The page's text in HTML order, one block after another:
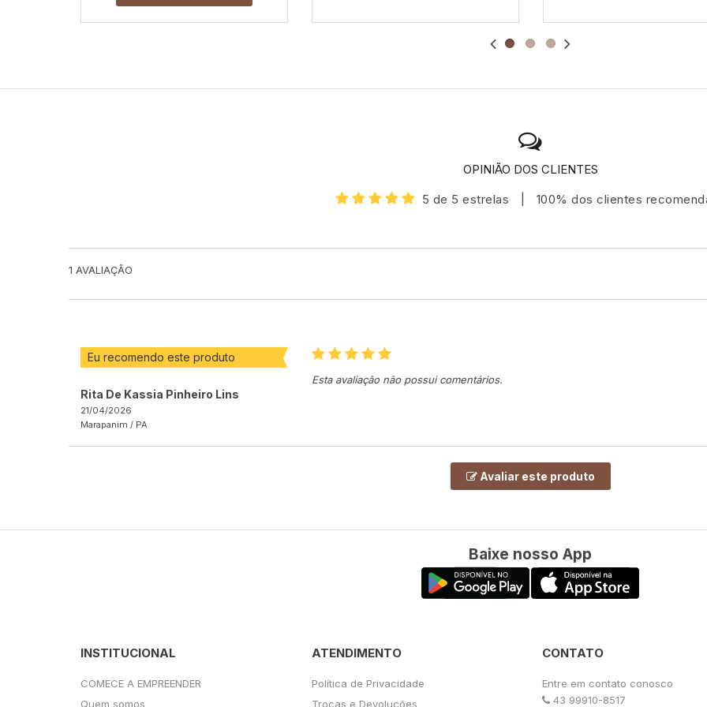
OPINIÃO DOS CLIENTES
5 de 5 estrelas
100% dos clientes
1 AVALIAÇÃO
Eu recomendo este produto
Rita De Kassia Pinheiro Lins
21/04/2026
Marapanim / PA
Esta avaliação não possui comentários.
Avaliar este produto
Baixe nosso App
INSTITUCIONAL
COMECE A EMPREENDER
Quem somos
ATENDIMENTO
Política de Privacidade
Trocas e Devoluções
CONTATO
Entre em contato conosco
43 99910-8517